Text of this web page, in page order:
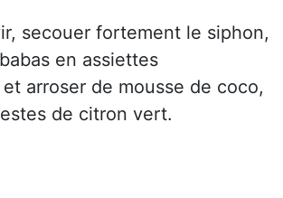
secouer fortement le siphon,
en assiettes
arroser de mousse de coco,
de citron vert.